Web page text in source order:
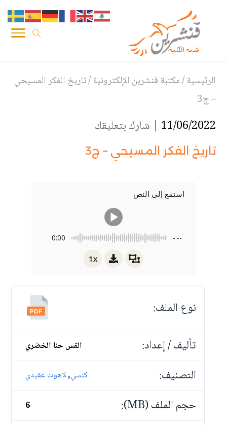
الرئيسية/مكتبة قنشرين الإلكترونية/تاريخ الفكر المسيحي
– ج3
11/06/2022 | شارك بتعليقك
تاريخ الفكر المسيحي – ج3
استمع إلى النص
0:00 -:--
1x
نوع الملف:
تأليف / إعداد:
القس حنا الخضري
التصنيف: كنسي,لاهوت عقيدي
حجم الملف (MB): 6